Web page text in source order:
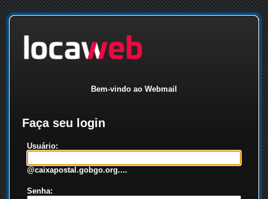
Bem-vindo ao Webmail
Faça seu login
Usuário:
@caixapostal.gobgo.org....
Senha: